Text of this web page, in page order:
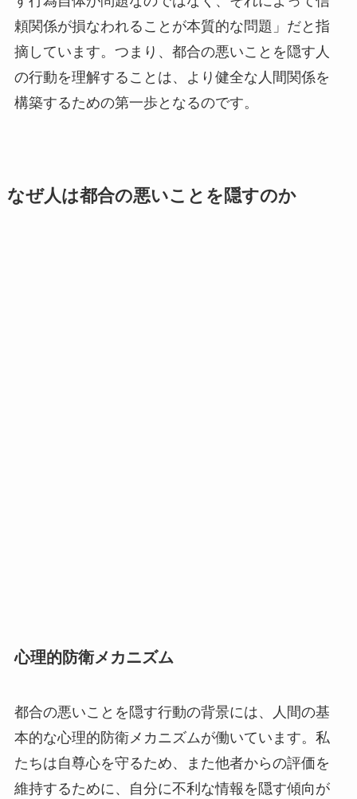
頼関係が損なわれることが本質的な問題」だと指
摘しています。つまり、都合の悪いことを隠す人
の行動を理解することは、より健全な人間関係を
構築するための第一歩となるのです。
なぜ人は都合の悪いことを隠すのか
心理的防衛メカニズム
都合の悪いことを隠す行動の背景には、人間の基
本的な心理的防衛メカニズムが働いています。私
たちは自尊心を守るため、また他者からの評価を
維持するために、自分に不利な情報を隠す傾向が